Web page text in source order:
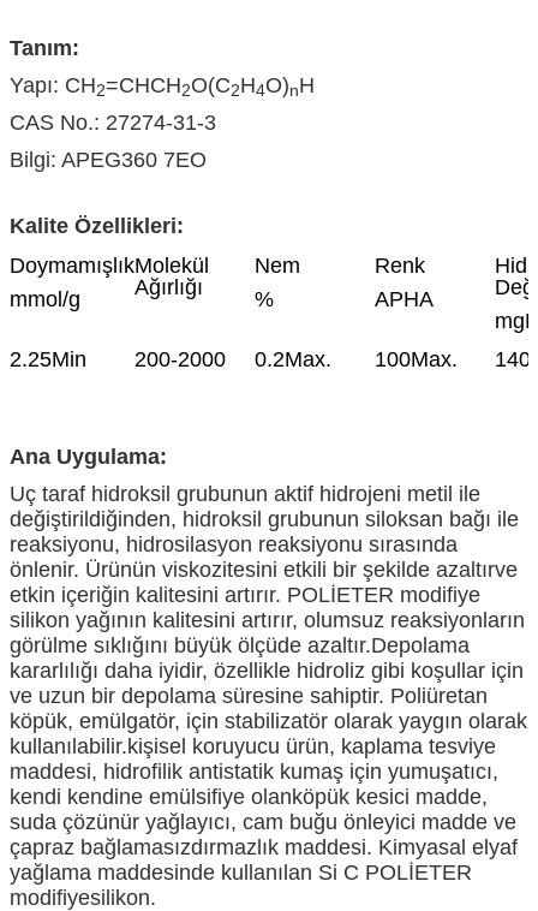
Tanım:
Yapı: CH2=CHCH2O(C2H4O)nH
CAS No.: 27274-31-3
Bilgi: APEG360 7EO
Kalite Özellikleri:
Doymamışlık
mmol/g
Molekül
Ağırlığı
Nem
%
Renk
APHA
2.25Min
200-2000 0.2Max. 100Max.
Ana Uygulama:
Uç taraf hidroksil grubunun aktif hidrojeni metil ile
değiştirildiğinden, hidroksil grubunun siloksan bağı ile
reaksiyonu, hidrosilasyon reaksiyonu sırasında
önlenir. Ürünün viskozitesini etkili bir şekilde azaltırve
etkin içeriğin kalitesini artırır. POLİETER modifiye
silikon yağının kalitesini artırır, olumsuz reaksiyonların
görülme sıklığını büyük ölçüde azaltır.Depolama
kararlılığı daha iyidir, özellikle hidroliz gibi koşullar için
ve uzun bir depolama süresine sahiptir. Poliüretan
köpük, emülgatör, için stabilizatör olarak yaygın olarak
kullanılabilir.kişisel koruyucu ürün, kaplama tesviye
maddesi, hidrofilik antistatik kumaş için yumuşatıcı,
kendi kendine emülsifiye olanköpük kesici madde,
suda çözünür yağlayıcı, cam buğu önleyici madde ve
çapraz bağlamasızdırmazlık maddesi. Kimyasal elyaf
yağlama maddesinde kullanılan Si C POLİETER
modifiyesilikon.